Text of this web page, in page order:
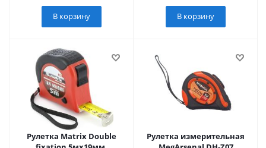
В корзину В корзину
Рулетка Matrix Double
Рулетка измерительная